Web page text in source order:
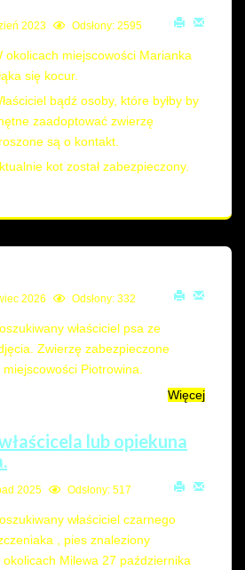
2023 Odsłony: 2595
okolicach miejscowości Marianka
się kocur.
bądź osoby, które byłby by
zaadoptować zwierzę
są o kontakt.
kot został zabezpieczony.
2026 Odsłony: 332
właściciel psa ze
Zwierzę zabezpieczone
miejscowości Piotrowina.
Więcej
lub opiekuna
2025 Odsłony: 517
właściciel czarnego
, pies znaleziony
okolicach Milewa 27 października